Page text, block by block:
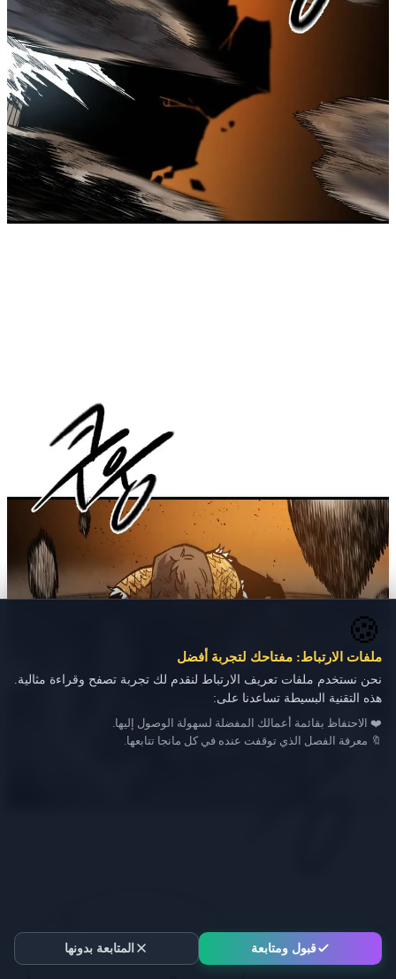
🍪
ملفات الارتباط: مفتاحك لتجربة أفضل
نحن نستخدم ملفات تعريف الارتباط لنقدم لك تجربة تصفح وقراءة مثالية.
هذه التقنية البسيطة تساعدنا على:
❤️ الاحتفاظ بقائمة أعمالك المفضلة لسهولة الوصول إليها.
🔖 معرفة الفصل الذي توقفت عنده في كل مانجا تتابعها.
قبول ومتابعة المتابعة بدونها